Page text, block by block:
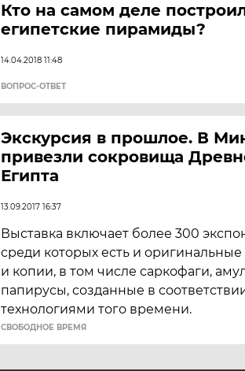
Кто на самом деле
египетские пирамиды?
14.04.2018 11:48
ВОПРОС-ОТВЕТ
Экскурсия в прошлое. В
привезли сокровища
Египта
13.09.2017 16:37
Выставка включает более 300
среди которых есть и оригинальные
и копии, в том числе саркофаги,
папирусы, созданные в
технологиями того времени.
CВОБОДНОЕ ВРЕМЯ